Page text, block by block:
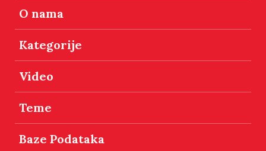
O nama
Kategorije
Video
Teme
Baze Podataka